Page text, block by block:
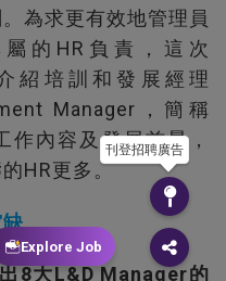
為求更有效地管理員
的HR負責，這次
紹培訓和發展經理
Manager，簡稱
作內容及發展前景，
HR更多。
8大L&D Manager的
刊登招聘廣告
Explore Job